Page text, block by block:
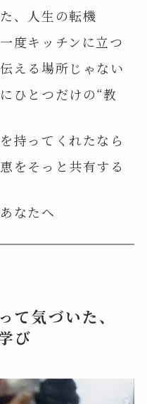
、人生の転機
度キッチンに立つ
える場所じゃない
ひとつだけの“教
持ってくれたなら
をそっと共有する
なたへ
て気づいた、
び